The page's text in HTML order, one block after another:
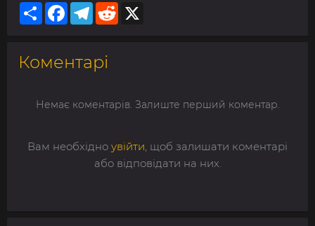
ShareFacebookTelegram
Reddit
Коментарі
Немає коментарів. Залиште перший коментар.
Вам необхідно увійти, щоб залишати коментарі
або відповідати на них.